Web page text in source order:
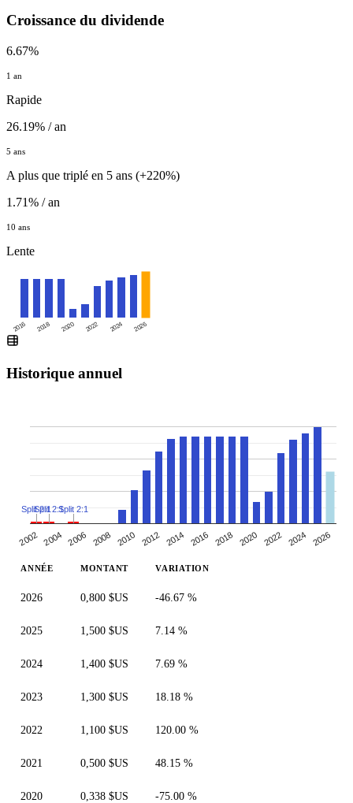
Croissance du dividende
6.67%
1 an
Rapide
26.19% / an
5 ans
A plus que triplé en 5 ans (+220%)
1.71% / an
10 ans
Lente
2016 2018 2020 2022 2024 2026
Historique annuel
2002 2004 2006 2008 2010 2012 2014 2016 2018 2020 2022 2024 2026
Split 2:1
Split 2:1Split 2:1
ANNÉE MONTANT VARIATION
2026 0,800 $US -46.67 %
2025 1,500 $US 7.14 %
2024 1,400 $US 7.69 %
2023 1,300 $US 18.18 %
2022 1,100 $US 120.00 %
2021 0,500 $US 48.15 %
2020 0,338 $US -75.00 %